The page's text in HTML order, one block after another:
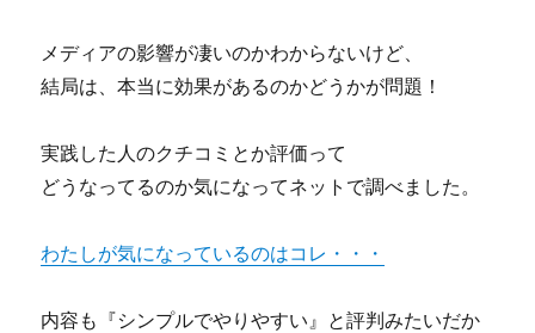
メディアの影響が凄いのかわからないけど、
結局は、本当に効果があるのかどうかが問題！
実践した人のクチコミとか評価って
どうなってるのか気になってネットで調べました。
わたしが気になっているのはコレ・・・
内容も『シンプルでやりやすい』と評判みたいだか